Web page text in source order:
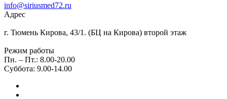
info@siriusmed72.ru
Адрес
г. Тюмень Кирова, 43/1. (БЦ на Кирова) второй этаж
Режим работы
Пн. – Пт.: 8.00-20.00
Суббота: 9.00-14.00